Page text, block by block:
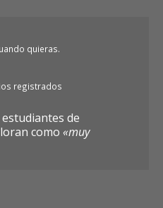
quieras.
registrados
de
como «muy